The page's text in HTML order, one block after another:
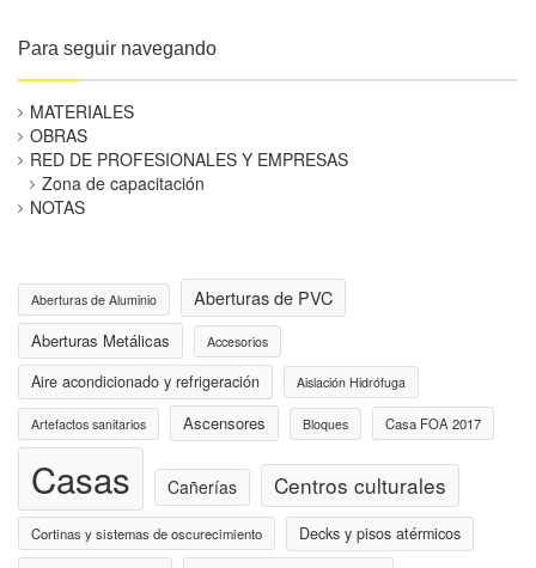
Para seguir navegando
MATERIALES
OBRAS
RED DE PROFESIONALES Y EMPRESAS
Zona de capacitación
NOTAS
Aberturas de Aluminio Aberturas de PVC
Aberturas Metálicas Accesorios
Aire acondicionado y refrigeración Aislación Hidrófuga
Artefactos sanitarios Ascensores Bloques Casa FOA 2017
Casas Cañerías Centros culturales
Cortinas y sistemas de oscurecimiento Decks y pisos atérmicos